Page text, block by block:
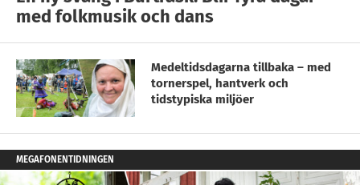
med folkmusik och dans
Medeltidsdagarna tillbaka – med
tornerspel, hantverk och
tidstypiska miljöer
MEGAFONENTIDNINGEN